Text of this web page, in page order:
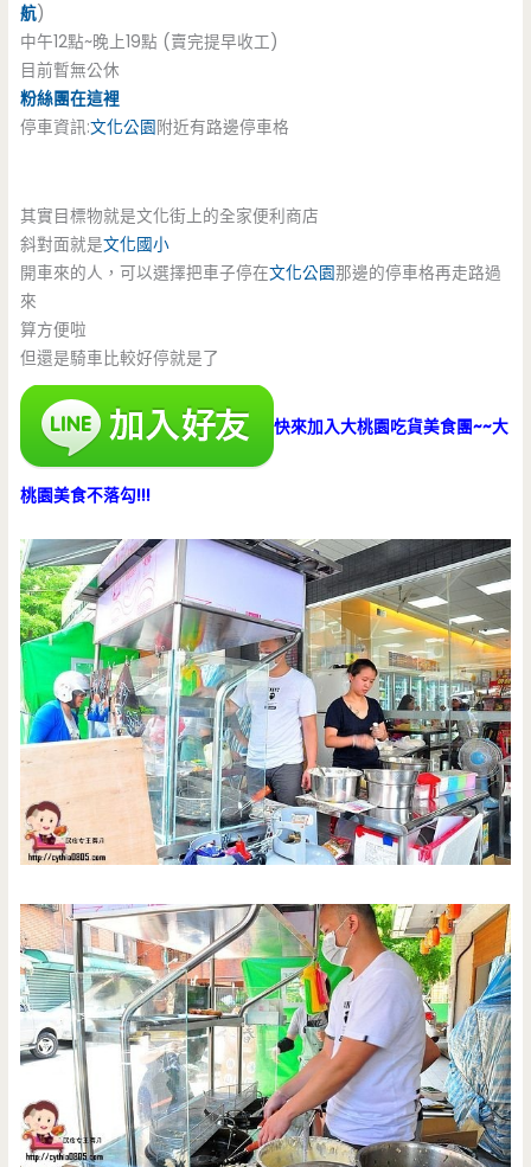
航)
中午12點~晚上19點 (賣完提早收工)
目前暫無公休
粉絲團在這裡
停車資訊:文化公園附近有路邊停車格
其實目標物就是文化街上的全家便利商店
斜對面就是文化國小
開車來的人，可以選擇把車子停在文化公園那邊的停車格再走路過
來
算方便啦
但還是騎車比較好停就是了
快來加入大桃園吃貨美食團~~大
桃園美食不落勾!!!